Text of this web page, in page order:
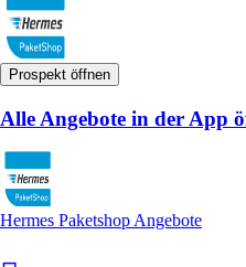
Prospekt öffnen
Alle Angebote in der App
Hermes Paketshop Angebote